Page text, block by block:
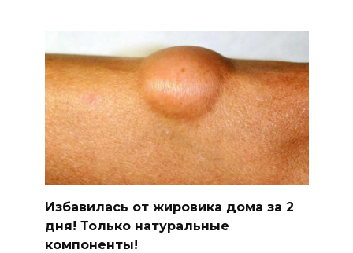
Избавилась от жировика дома за 2
дня! Только натуральные
компоненты!